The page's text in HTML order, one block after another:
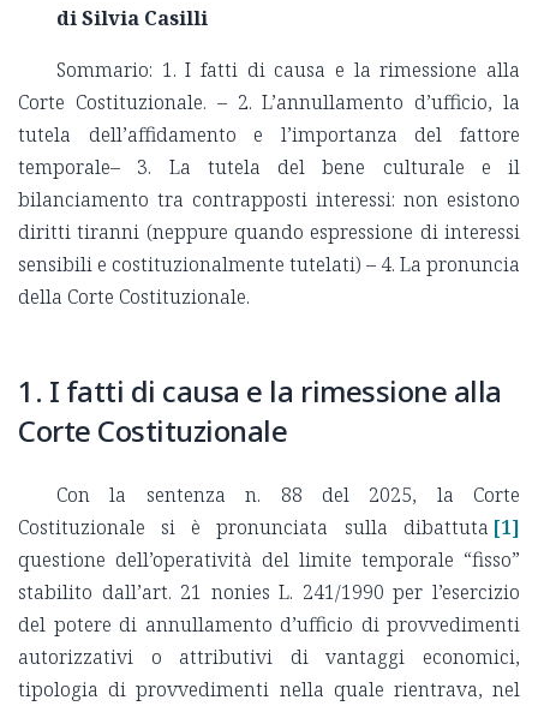
di Silvia Casilli
Sommario: 1. I fatti di causa e la rimessione alla
Corte Costituzionale. – 2. L’annullamento d’ufficio, la
tutela dell’affidamento e l’importanza del fattore
temporale– 3. La tutela del bene culturale e il
bilanciamento tra contrapposti interessi: non esistono
diritti tiranni (neppure quando espressione di interessi
sensibili e costituzionalmente tutelati) – 4. La pronuncia
della Corte Costituzionale.
1. I fatti di causa e la rimessione alla
Corte Costituzionale
Con la sentenza n. 88 del 2025, la Corte
Costituzionale si è pronunciata sulla dibattuta [1]
questione dell’operatività del limite temporale “fisso”
stabilito dall’art. 21 nonies L. 241/1990 per l’esercizio
del potere di annullamento d’ufficio di provvedimenti
autorizzativi o attributivi di vantaggi economici,
tipologia di provvedimenti nella quale rientrava, nel